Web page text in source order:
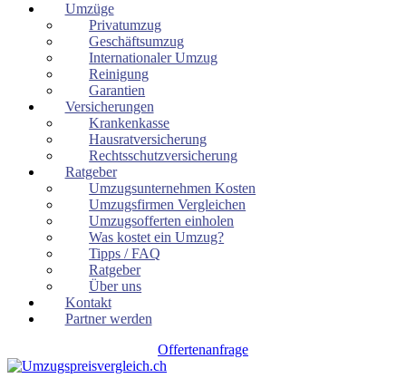
Umzüge
Privatumzug
Geschäftsumzug
Internationaler Umzug
Reinigung
Garantien
Versicherungen
Krankenkasse
Hausratversicherung
Rechtsschutzversicherung
Ratgeber
Umzugsunternehmen Kosten
Umzugsfirmen Vergleichen
Umzugsofferten einholen
Was kostet ein Umzug?
Tipps / FAQ
Ratgeber
Über uns
Kontakt
Partner werden
Offertenanfrage